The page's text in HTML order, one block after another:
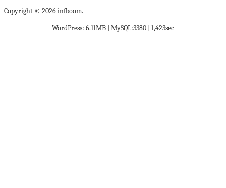
Copyright © 2026 infboom.
WordPress: 6.11MB | MySQL:3380 | 1,423sec